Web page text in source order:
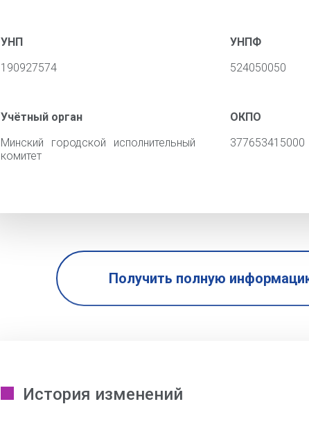
УНП
190927574
УНПФ
524050050
Учётный орган
Минский городской исполнительный
комитет
ОКПО
377653415000
Получить полную
История изменений